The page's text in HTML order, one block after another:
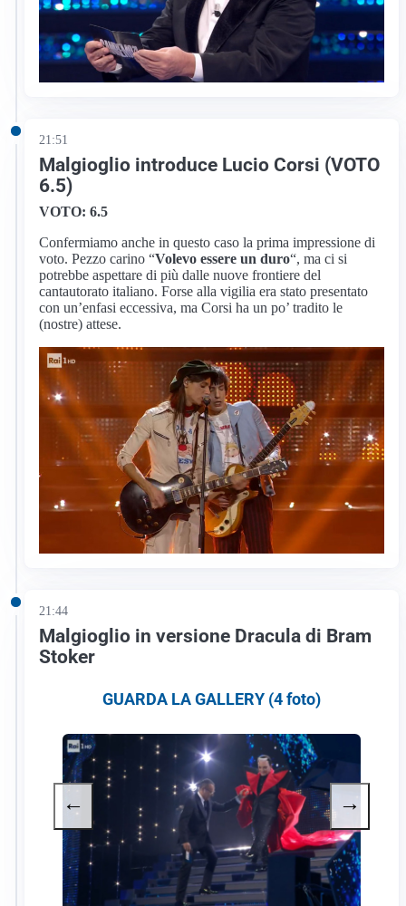
21:51
Malgioglio introduce Lucio Corsi (VOTO
6.5)
VOTO: 6.5
Confermiamo anche in questo caso la prima impressione di
voto. Pezzo carino “Volevo essere un duro“, ma ci si
potrebbe aspettare di più dalle nuove frontiere del
cantautorato italiano. Forse alla vigilia era stato presentato
con un’enfasi eccessiva, ma Corsi ha un po’ tradito le
(nostre) attese.
21:44
Malgioglio in versione Dracula di Bram
Stoker
GUARDA LA GALLERY (4 foto)
← →